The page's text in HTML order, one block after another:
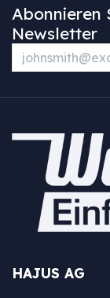
Abonnieren
Newsletter
HAJUS AG